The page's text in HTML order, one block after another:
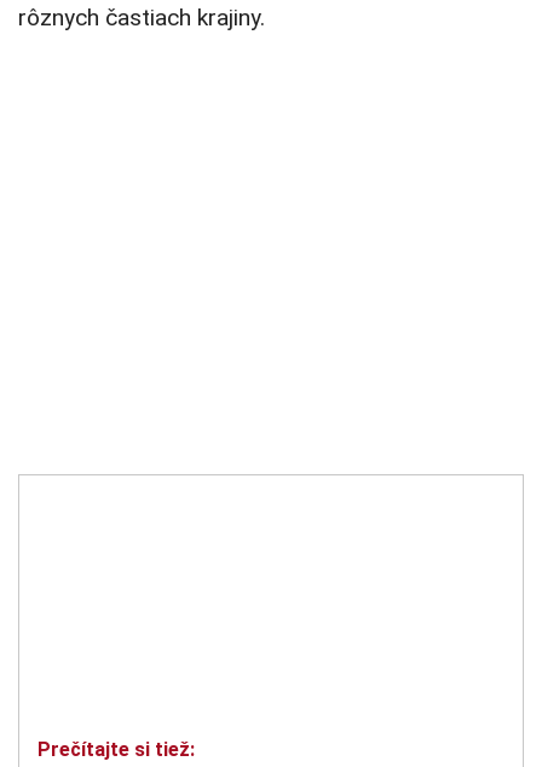
rôznych častiach krajiny.